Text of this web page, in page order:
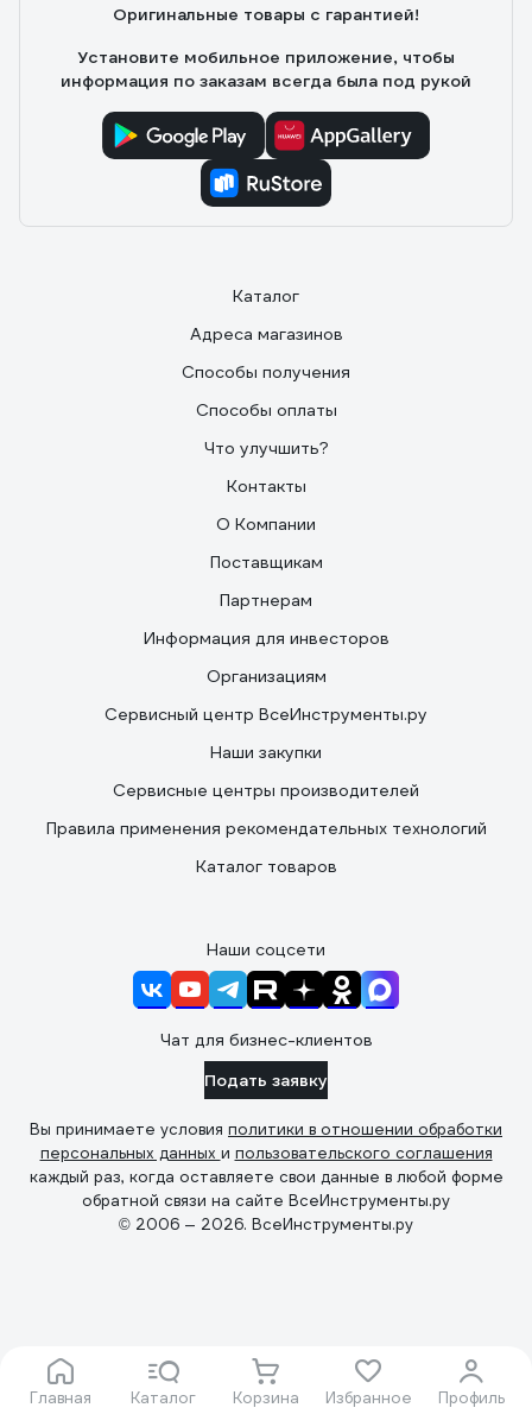
Главная Каталог Корзина Избранное Профиль
Оригинальные товары с гарантией!
Установите мобильное приложение, чтобы
информация по заказам всегда была под рукой
Каталог
Адреса магазинов
Способы получения
Способы оплаты
Что улучшить?
Контакты
О Компании
Поставщикам
Партнерам
Информация для инвесторов
Организациям
Сервисный центр ВсеИнструменты.ру
Наши закупки
Сервисные центры производителей
Правила применения рекомендательных технологий
Каталог товаров
Наши соцсети
Чат для бизнес-клиентов
Подать заявку
Вы принимаете условия политики в отношении обработки
персональных данных и пользовательского соглашения
каждый раз, когда оставляете свои данные в любой форме
обратной связи на сайте ВсеИнструменты.ру
© 2006 — 2026. ВсеИнструменты.ру